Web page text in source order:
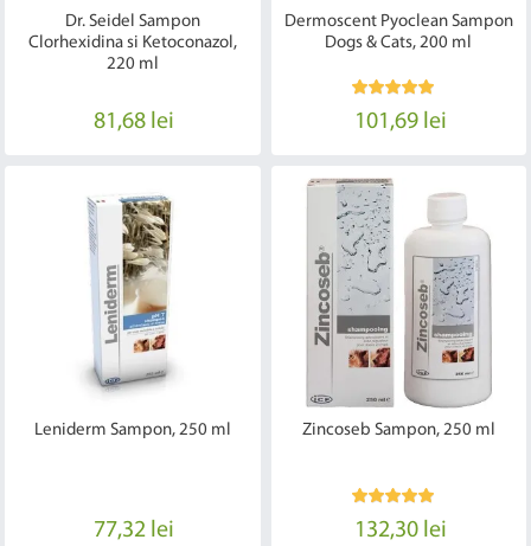
Dr. Seidel Sampon
Clorhexidina si Ketoconazol,
220 ml
81,68 lei
Dermoscent Pyoclean Sampon
Dogs & Cats, 200 ml
101,69 lei
Leniderm Sampon, 250 ml
77,32 lei
Zincoseb Sampon, 250 ml
132,30 lei